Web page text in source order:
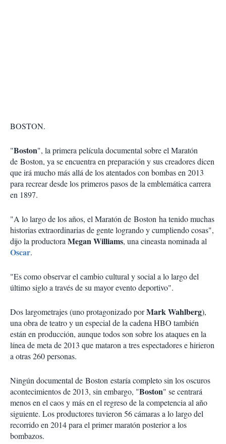
BOSTON.
"Boston", la primera película documental sobre el Maratón
de Boston, ya se encuentra en preparación y sus creadores dicen
que irá mucho más allá de los atentados con bombas en 2013
para recrear desde los primeros pasos de la emblemática carrera
en 1897.
"A lo largo de los años, el Maratón de Boston ha tenido muchas
historias extraordinarias de gente logrando y cumpliendo cosas",
dijo la productoraMegan Williams, una cineasta nominada al
Oscar.
"Es como observar el cambio cultural y social a lo largo del
último siglo a través de su mayor evento deportivo".
Dos largometrajes (uno protagonizado porMark Wahlberg),
una obra de teatro y un especial de la cadena HBO también
están en producción, aunque todos son sobre los ataques en la
línea de meta de 2013 que mataron a tres espectadores e hirieron
a otras 260 personas.
Ningún documental de Boston estaría completo sin los oscuros
acontecimientos de 2013, sin embargo, "Boston" se centrará
menos en el caos y más en el regreso de la competencia al año
siguiente. Los productores tuvieron 56 cámaras a lo largo del
recorrido en 2014 para el primer maratón posterior a los
bombazos.